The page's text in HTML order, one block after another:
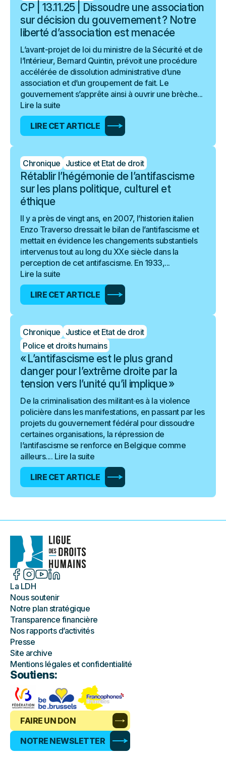
CP | 13.11.25 | Dissoudre une association
sur décision du gouvernement ? Notre
liberté d’association est menacée
L’avant-projet de loi du ministre de la Sécurité et de
l’Intérieur, Bernard Quintin, prévoit une procédure
accélérée de dissolution administrative d’une
association et d’un groupement de fait. Le
gouvernement s’apprête ainsi à ouvrir une brèche...
Lire la suite
LIRE CET ARTICLE
Chronique Justice et Etat de droit
Rétablir l’hégémonie de l’antifascisme
sur les plans politique, culturel et
éthique
Il y a près de vingt ans, en 2007, l’historien italien
Enzo Traverso dressait le bilan de l’antifascisme et
mettait en évidence les changements substantiels
intervenus tout au long du XXe siècle dans la
perception de cet antifascisme. En 1933,...
Lire la suite
LIRE CET ARTICLE
Chronique Justice et Etat de droit
Police et droits humains
« L’antifascisme est le plus grand
danger pour l’extrême droite par la
tension vers l’unité qu’il implique »
De la criminalisation des militant·es à la violence
policière dans les manifestations, en passant par les
projets du gouvernement fédéral pour dissoudre
certaines organisations, la répression de
l’antifascisme se renforce en Belgique comme
ailleurs.... Lire la suite
LIRE CET ARTICLE
La LDH
Nous soutenir
Notre plan stratégique
Transparence financière
Nos rapports d’activités
Presse
Site archive
Mentions légales et confidentialité
Soutiens:
FAIRE UN DON
NOTRE NEWSLETTER